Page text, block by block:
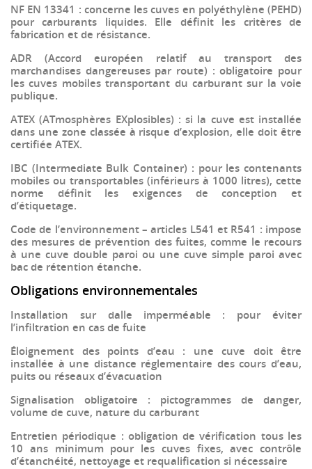
NF EN 13341 : concerne les cuves en polyéthylène (PEHD)
pour carburants liquides. Elle définit les critères de
fabrication et de résistance.
ADR (Accord européen relatif au transport des
marchandises dangereuses par route) : obligatoire pour
les cuves mobiles transportant du carburant sur la voie
publique.
ATEX (ATmosphères EXplosibles) : si la cuve est installée
dans une zone classée à risque d’explosion, elle doit être
certifiée ATEX.
IBC (Intermediate Bulk Container) : pour les contenants
mobiles ou transportables (inférieurs à 1000 litres), cette
norme définit les exigences de conception et
d’étiquetage.
Code de l’environnement– articles L541 et R541 : impose
des mesures de prévention des fuites, comme le recours
à une cuve double paroi ou une cuve simple paroi avec
bac de rétention étanche.
Obligations environnementales
Installation sur dalle imperméable : pour éviter
l’infiltration en cas de fuite
Éloignement des points d’eau : une cuve doit être
installée à une distance réglementaire des cours d’eau,
puits ou réseaux d’évacuation
Signalisation obligatoire : pictogrammes de danger,
volume de cuve, nature du carburant
Entretien périodique : obligation de vérification tous les
10 ans minimum pour les cuves fixes, avec contrôle
d’étanchéité, nettoyage et requalification si nécessaire